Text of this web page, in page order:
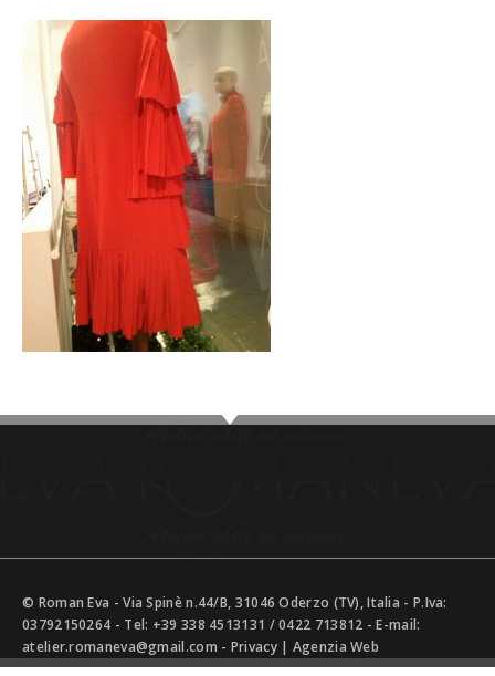
© Roman Eva - Via Spinè n.44/B, 31046 Oderzo (TV), Italia - P.Iva:
03792150264 - Tel: +39 338 4513131 /0422 713812 - E-mail:
atelier.romaneva@gmail.com - Privacy| Agenzia Web